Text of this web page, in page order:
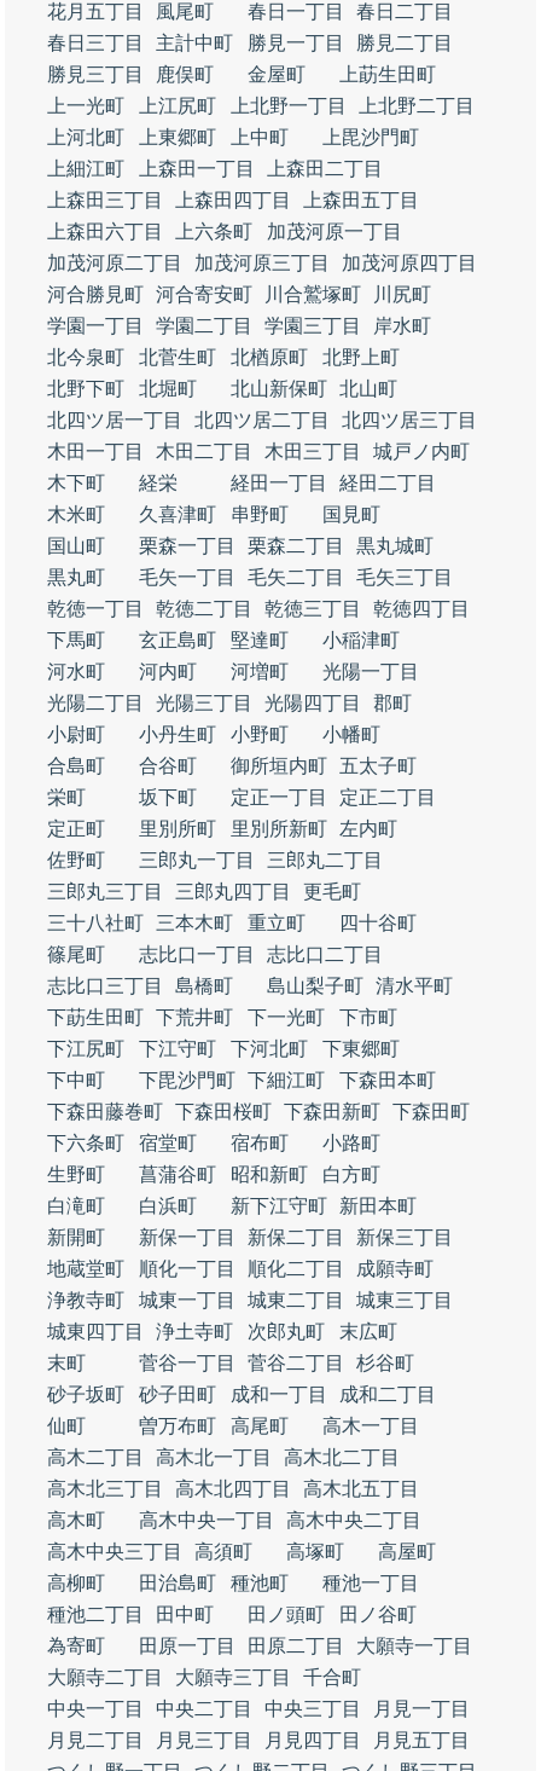
花月五丁目
風尾町 春日一丁目
春日二丁目
春日三丁目
主計中町 勝見一丁目
勝見二丁目
勝見三丁目
鹿俣町 金屋町
上莇生田町
上一光町
上江尻町 上北野一丁目
上北野二丁目
上河北町
上東郷町 上中町
上毘沙門町
上細江町
上森田一丁目
上森田二丁目
上森田三丁目
上森田四丁目
上森田五丁目
上森田六丁目
上六条町
加茂河原一丁目
加茂河原二丁目
加茂河原三丁目
加茂河原四丁目
河合勝見町 河合寄安町 川合鷲塚町
川尻町
学園一丁目
学園二丁目 学園三丁目
岸水町
北今泉町
北菅生町 北楢原町
北野上町
北野下町
北堀町 北山新保町 北山町
北四ツ居一丁目
北四ツ居二丁目
北四ツ居三丁目
木田一丁目
木田二丁目 木田三丁目
城戸ノ内町
木下町
経栄 経田一丁目
経田二丁目
木米町
久喜津町 串野町
国見町
国山町
栗森一丁目 栗森二丁目
黒丸城町
黒丸町
毛矢一丁目 毛矢二丁目
毛矢三丁目
乾徳一丁目
乾徳二丁目 乾徳三丁目
乾徳四丁目
下馬町
玄正島町 堅達町
小稲津町
河水町
河内町 河増町
光陽一丁目
光陽二丁目
光陽三丁目 光陽四丁目
郡町
小尉町
小丹生町 小野町
小幡町
合島町
合谷町 御所垣内町
五太子町
栄町
坂下町 定正一丁目
定正二丁目
定正町
里別所町 里別所新町
左内町
佐野町
三郎丸一丁目
三郎丸二丁目
三郎丸三丁目
三郎丸四丁目
更毛町
三十八社町
三本木町 重立町
四十谷町
篠尾町
志比口一丁目
志比口二丁目
志比口三丁目
島橋町 島山梨子町 清水平町
下莇生田町 下荒井町 下一光町
下市町
下江尻町
下江守町 下河北町
下東郷町
下中町
下毘沙門町 下細江町
下森田本町
下森田藤巻町 下森田桜町 下森田新町 下森田町
下六条町
宿堂町 宿布町
小路町
生野町
菖蒲谷町 昭和新町
白方町
白滝町
白浜町 新下江守町
新田本町
新開町
新保一丁目 新保二丁目
新保三丁目
地蔵堂町
順化一丁目 順化二丁目
成願寺町
浄教寺町
城東一丁目 城東二丁目
城東三丁目
城東四丁目
浄土寺町 次郎丸町
末広町
末町
菅谷一丁目 菅谷二丁目
杉谷町
砂子坂町
砂子田町 成和一丁目
成和二丁目
仙町
曽万布町 高尾町
高木一丁目
高木二丁目
高木北一丁目
高木北二丁目
高木北三丁目
高木北四丁目
高木北五丁目
高木町
高木中央一丁目
高木中央二丁目
高木中央三丁目
高須町 高塚町
高屋町
高柳町
田治島町 種池町
種池一丁目
種池二丁目
田中町 田ノ頭町
田ノ谷町
為寄町
田原一丁目 田原二丁目
大願寺一丁目
大願寺二丁目
大願寺三丁目
千合町
中央一丁目
中央二丁目 中央三丁目
月見一丁目
月見二丁目
月見三丁目 月見四丁目
月見五丁目